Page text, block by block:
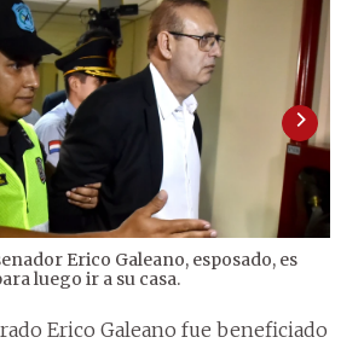
Erico Galeano, esposado, es
luego ir a su casa.
Erico Galeano fue beneficiado